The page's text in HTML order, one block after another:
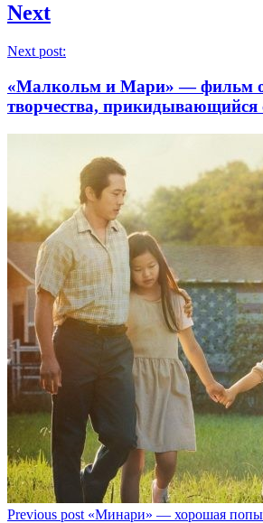
Next
Next post:
«Малкольм и Мари» — фильм
творчества, прикидывающийся
Previous post «Минари» — хорошая